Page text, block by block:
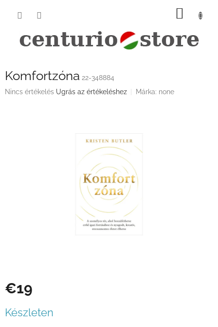
KOSÁR
Komfortzóna 22-348884
A
Nincs értékelés Ugrás az értékeléshez Márka: none
€19
Készleten